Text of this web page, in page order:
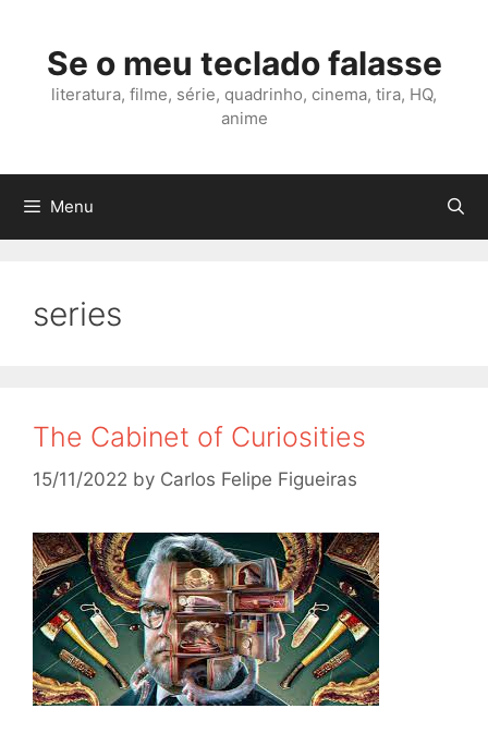
contentSe o meu teclado falasse
literatura, filme, série, quadrinho, cinema, tira, HQ,
anime
Menu
series
The Cabinet of Curiosities
15/11/2022 by Carlos Felipe Figueiras